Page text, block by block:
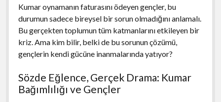
Kumar oynamanın faturasını ödeyen gençler, bu
durumun sadece bireysel bir sorun olmadığını anlamalı.
Bu gerçekten toplumun tüm katmanlarını etkileyen bir
kriz. Ama kim bilir, belki de bu sorunun çözümü,
gençlerin kendi gücüne inanmalarında yatıyor?
Sözde Eğlence, Gerçek Drama: Kumar
Bağımlılığı ve Gençler